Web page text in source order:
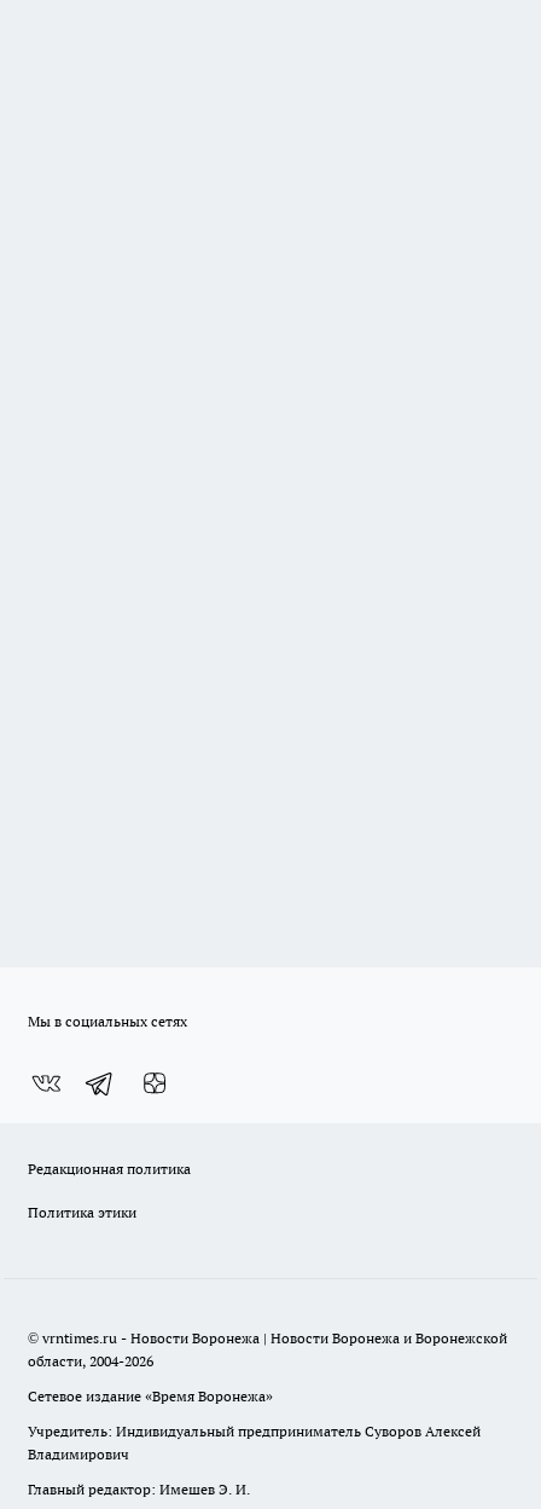
Мы в социальных сетях
Редакционная политика
Политика этики
© vrntimes.ru - Новости Воронежа | Новости Воронежа и Воронежской
области, 2004-2026
Сетевое издание «Время Воронежа»
Учредитель: Индивидуальный предприниматель Суворов Алексей
Владимирович
Главный редактор: Имешев Э. И.